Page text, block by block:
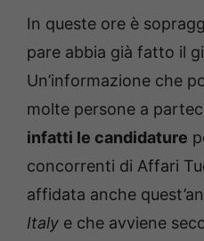
In queste ore è
pare abbia già fatto il
Un’informazione che
molte persone a
infatti le candidature
concorrenti di Affari
affidata anche
Italy e che avviene